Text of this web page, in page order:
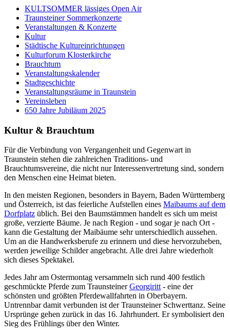
KULTSOMMER lässiges Open Air
Traunsteiner Sommerkonzerte
Veranstaltungen & Konzerte
Kultur
Städtische Kultureinrichtungen
Kulturforum Klosterkirche
Brauchtum
Veranstaltungskalender
Stadtgeschichte
Veranstaltungsräume in Traunstein
Vereinsleben
650 Jahre Jubiläum 2025
Kultur & Brauchtum
Für die Verbindung von Vergangenheit und Gegenwart in
Traunstein stehen die zahlreichen Traditions- und
Brauchtumsvereine, die nicht nur Interessenvertretung sind, sondern
den Menschen eine Heimat bieten.
In den meisten Regionen, besonders in Bayern, Baden Württemberg
und Österreich, ist das feierliche Aufstellen eines Maibaums auf dem
Dorfplatz üblich. Bei den Baumstämmen handelt es sich um meist
große, verzierte Bäume. Je nach Region - und sogar je nach Ort -
kann die Gestaltung der Maibäume sehr unterschiedlich aussehen.
Um an die Handwerksberufe zu erinnern und diese hervorzuheben,
werden jeweilige Schilder angebracht. Alle drei Jahre wiederholt
sich dieses Spektakel.
Jedes Jahr am Ostermontag versammeln sich rund 400 festlich
geschmückte Pferde zum TraunsteinerGeorgiritt- eine der
schönsten und größten Pferdewallfahrten in Oberbayern.
Untrennbar damit verbunden ist der Traunsteiner Schwerttanz. Seine
Ursprünge gehen zurück in das 16. Jahrhundert. Er symbolisiert den
Sieg des Frühlings über den Winter.